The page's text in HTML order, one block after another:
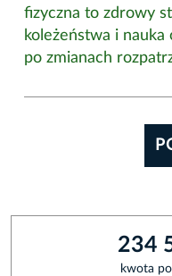
fizyczna to zdrowy
koleżeństwa i
po zmianach
234
kwota